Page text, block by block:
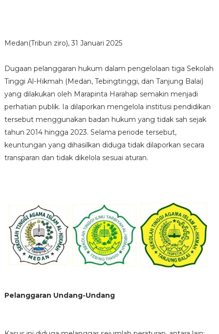
Medan(Tribun ziro), 31 Januari 2025
Dugaan pelanggaran hukum dalam pengelolaan tiga Sekolah
Tinggi Al-Hikmah (Medan, Tebingtinggi, dan Tanjung Balai)
yang dilakukan oleh Marapinta Harahap semakin menjadi
perhatian publik. Ia dilaporkan mengelola institusi pendidikan
tersebut menggunakan badan hukum yang tidak sah sejak
tahun 2014 hingga 2023. Selama periode tersebut,
keuntungan yang dihasilkan diduga tidak dilaporkan secara
transparan dan tidak dikelola sesuai aturan.
Pelanggaran Undang-Undang